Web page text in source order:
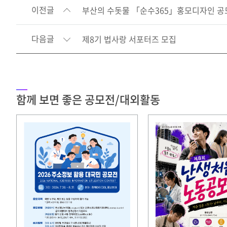
이전글 부산의 수돗물 「순수365」홍모디자인 공
다음글 제8기 법사랑 서포터즈 모집
함께 보면 좋은 공모전/대외활동